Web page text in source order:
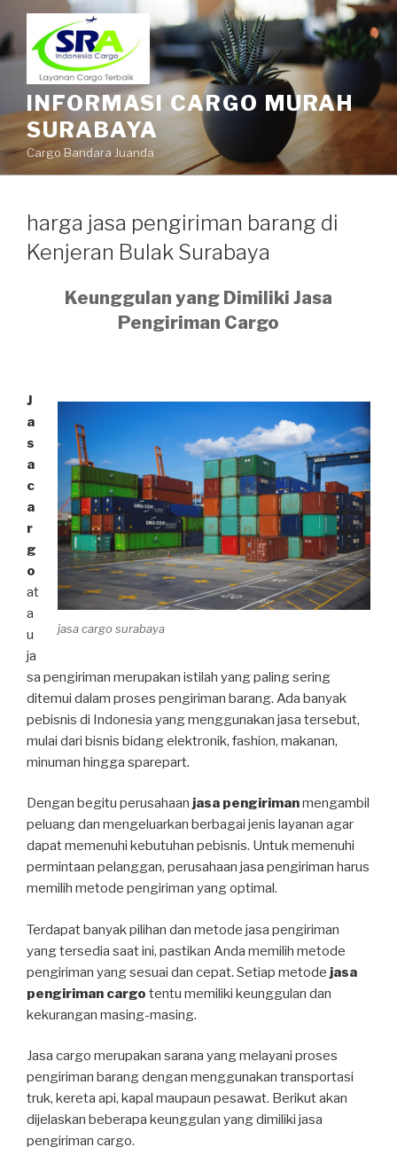
INFORMASI CARGO MURAH
SURABAYA
Cargo Bandara Juanda
harga jasa pengiriman barang di
Kenjeran Bulak Surabaya
Keunggulan yang Dimiliki Jasa
Pengiriman Cargo
jasa cargo surabaya
J
a
s
a
c
a
r
g
o
at
a
u
ja
sa pengiriman merupakan istilah yang paling sering
ditemui dalam proses pengiriman barang. Ada banyak
pebisnis di Indonesia yang menggunakan jasa tersebut,
mulai dari bisnis bidang elektronik, fashion, makanan,
minuman hingga sparepart.
Dengan begitu perusahaan jasa pengirimanmengambil
peluang dan mengeluarkan berbagai jenis layanan agar
dapat memenuhi kebutuhan pebisnis. Untuk memenuhi
permintaan pelanggan, perusahaan jasa pengiriman harus
memilih metode pengiriman yang optimal.
Terdapat banyak pilihan dan metode jasa pengiriman
yang tersedia saat ini, pastikan Anda memilih metode
pengiriman yang sesuai dan cepat. Setiap metode jasa
pengiriman cargo tentu memiliki keunggulan dan
kekurangan masing-masing.
Jasa cargo merupakan sarana yang melayani proses
pengiriman barang dengan menggunakan transportasi
truk, kereta api, kapal maupaun pesawat. Berikut akan
dijelaskan beberapa keunggulan yang dimiliki jasa
pengiriman cargo.